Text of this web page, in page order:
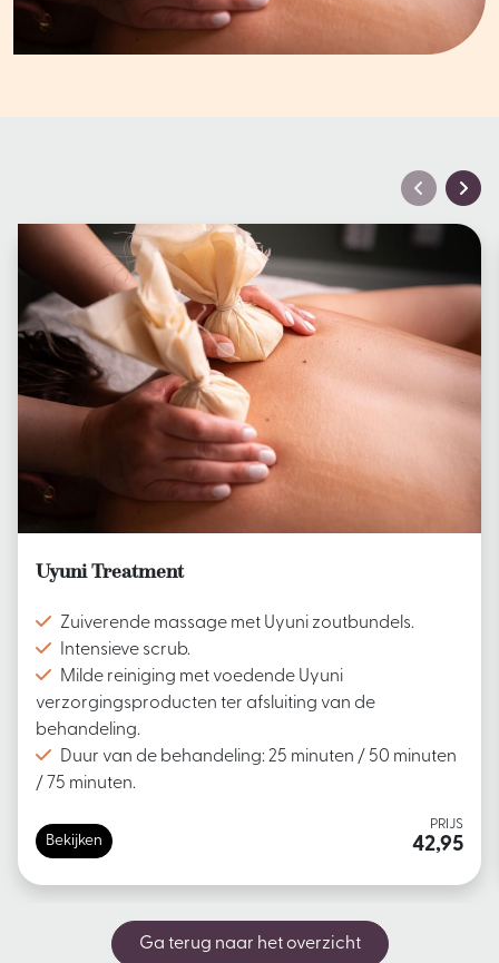
Uyuni Treatment
Zuiverende massage met Uyuni zoutbundels.
Intensieve scrub.
Milde reiniging met voedende Uyuni
verzorgingsproducten ter afsluiting van de
behandeling.
Duur van de behandeling: 25 minuten / 50 minuten
/ 75 minuten.
Bekijken
PRIJS
42,95
Ga terug naar het overzicht